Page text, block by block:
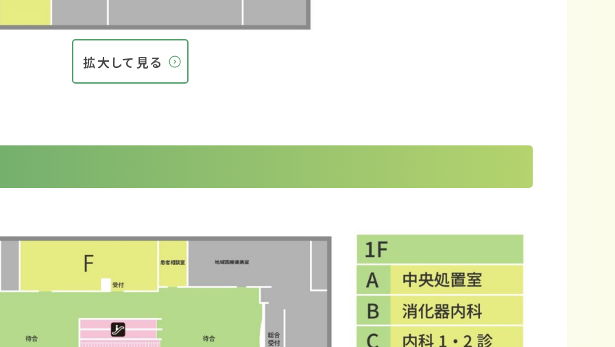
拡大して見る